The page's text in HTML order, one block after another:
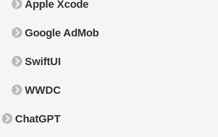
Apple Xcode
Google AdMob
SwiftUI
WWDC
ChatGPT